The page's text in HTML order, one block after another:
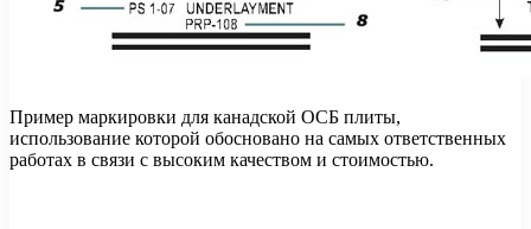
Пример маркировки для канадской ОСБ плиты,
использование которой обосновано на самых ответственных
работах в связи с высоким качеством и стоимостью.